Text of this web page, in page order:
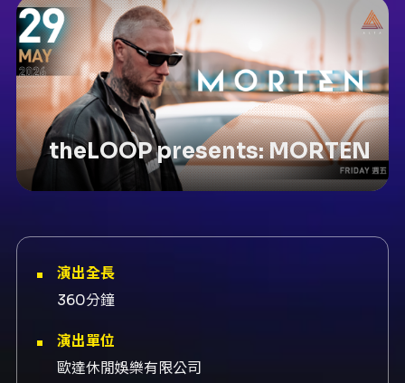
theLOOP presents: MORTEN
演出全長
360分鐘
演出單位
歐達休閒娛樂有限公司